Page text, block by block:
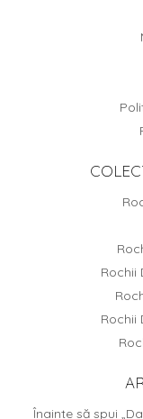
Rochii
Rochii
Înainte să spui